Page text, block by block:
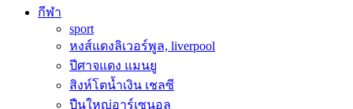
กีฬา
sport
หงส์แดงลิเวอร์พูล, liverpool
ปีศาจแดง แมนยู
สิงห์โตน้ำเงิน เชลซี
ปืนใหญ่อาร์เซนอล